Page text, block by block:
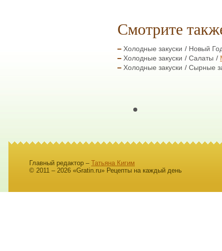
Смотрите
Холодные закуски
Новый
Холодные закуски
Салаты
Холодные закуски
Сырные
Главный редактор – Татьяна Кигим
© 2011 – 2026 «Gratin.ru» Рецепты на каждый день